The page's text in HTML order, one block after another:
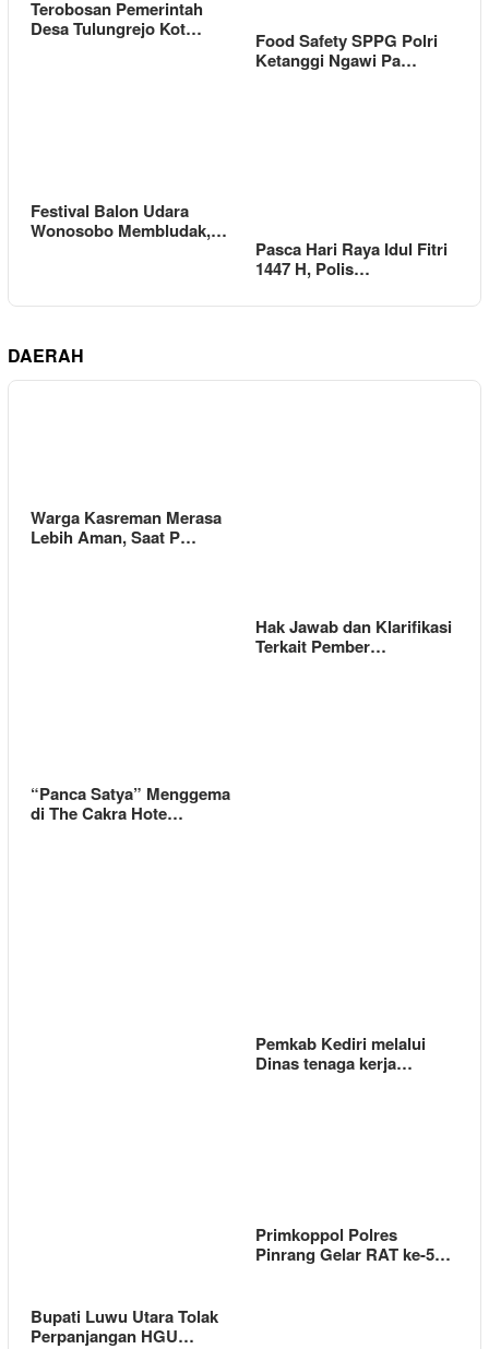
Terobosan Pemerintah
Desa Tulungrejo Kot…
Food Safety SPPG Polri
Ketanggi Ngawi Pa…
Festival Balon Udara
Wonosobo Membludak,…
Pasca Hari Raya Idul Fitri
1447 H, Polis…
DAERAH
Warga Kasreman Merasa
Lebih Aman, Saat P…
Hak Jawab dan Klarifikasi
Terkait Pember…
“Panca Satya” Menggema
di The Cakra Hote…
Pemkab Kediri melalui
Dinas tenaga kerja…
Bupati Luwu Utara Tolak
Perpanjangan HGU…
Primkoppol Polres
Pinrang Gelar RAT ke-5…